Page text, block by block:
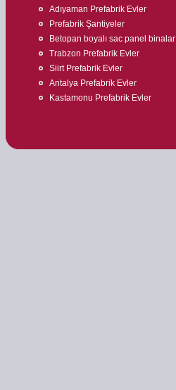
Adıyaman Prefabrik Evler
Prefabrik Şantiyeler
Betopan boyalı sac panel binalar
Trabzon Prefabrik Evler
Siirt Prefabrik Evler
Antalya Prefabrik Evler
Kastamonu Prefabrik Evler